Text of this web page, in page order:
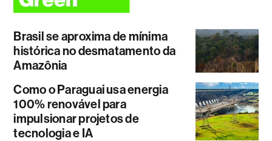
Brasil se aproxima de mínima
histórica no desmatamento da
Amazônia
Como o Paraguai usa energia
100% renovável para
impulsionar projetos de
tecnologia e IA